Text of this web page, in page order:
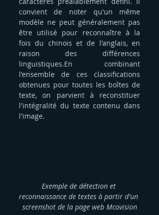
convient de noter qu'un même
modèle ne peut généralement pas
être utilisé pour reconnaître à la
fois du chinois et de l'anglais, en
raison des différences
linguistiques.En combinant
l'ensemble de ces classifications
obtenues pour toutes les boîtes de
texte, on parvient à reconstituer
l'intégralité du texte contenu dans
l'image.
Exemple de détection et
reconnaissance de textes à partir d'un
screenshot de la page web Mcovision